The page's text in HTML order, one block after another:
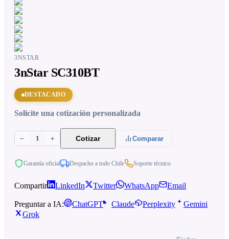
3NSTAR
3nStar SC310BT
DESTACADO
Solicite una cotización personalizada
− 1 + Cotizar Comparar
Garantía oficial Despacho a todo Chile Soporte técnico
Compartir LinkedIn Twitter WhatsApp Email
Preguntar a IA: ChatGPT Claude Perplexity
Gemini
Grok